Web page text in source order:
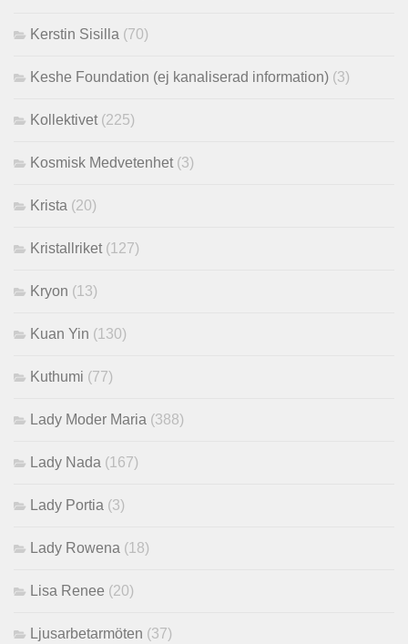
Kerstin Sisilla (70)
Keshe Foundation (ej kanaliserad information) (3)
Kollektivet (225)
Kosmisk Medvetenhet (3)
Krista (20)
Kristallriket (127)
Kryon (13)
Kuan Yin (130)
Kuthumi (77)
Lady Moder Maria (388)
Lady Nada (167)
Lady Portia (3)
Lady Rowena (18)
Lisa Renee (20)
Ljusarbetarmöten (37)